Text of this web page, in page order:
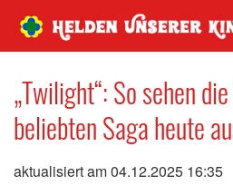
„Twilight“: So sehen
beliebten Saga heute
aktualisiert am 04.12.2025 16:35